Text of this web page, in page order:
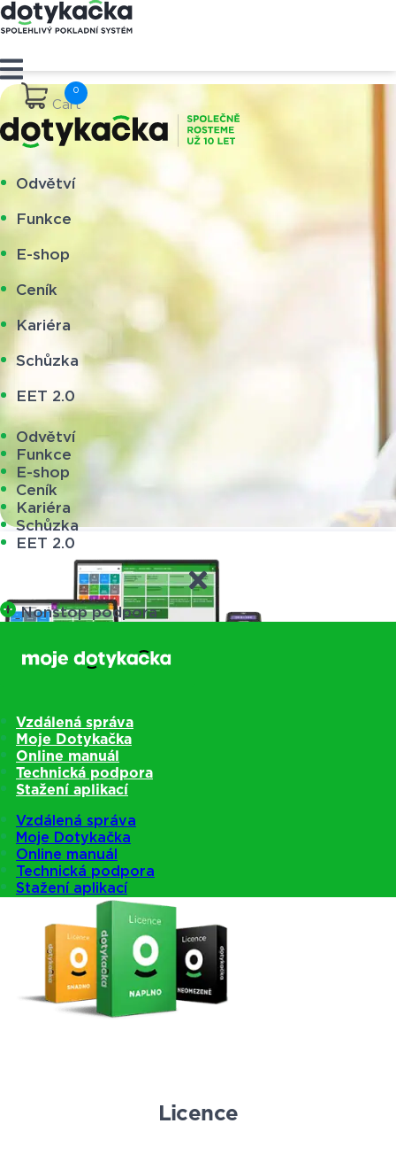
Cart
Odvětví
Funkce
E-shop
Ceník
Kariéra
Schůzka
EET 2.0
Odvětví
Funkce
E-shop
Ceník
Kariéra
Schůzka
EET 2.0
Nonstop podpora
Vzdálená správa
Moje Dotykačka
Online manuál
Technická podpora
Stažení aplikací
Vzdálená správa
Moje Dotykačka
Online manuál
Technická podpora
Stažení aplikací
Pokladny
Nabídka pokladen
Licence